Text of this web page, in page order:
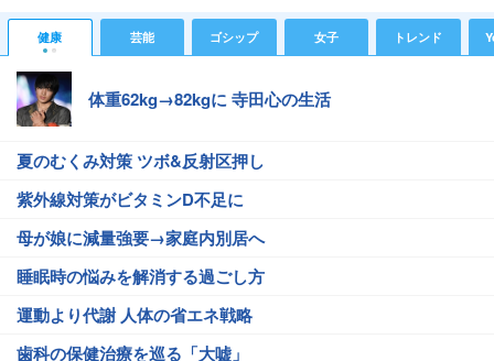
健康 芸能 ゴシップ 女子 トレンド
体重62kg→82kgに 寺田心の生活
夏のむくみ対策 ツボ&反射区押し
紫外線対策がビタミンD不足に
母が娘に減量強要→家庭内別居へ
睡眠時の悩みを解消する過ごし方
運動より代謝 人体の省エネ戦略
歯科の保健治療を巡る「大嘘」